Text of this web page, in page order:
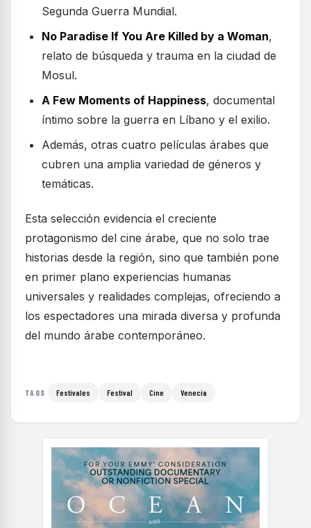
Segunda Guerra Mundial.
No Paradise If You Are Killed by a Woman,
relato de búsqueda y trauma en la ciudad de
Mosul.
A Few Moments of Happiness, documental
íntimo sobre la guerra en Líbano y el exilio.
Además, otras cuatro películas árabes que
cubren una amplia variedad de géneros y
temáticas.
Esta selección evidencia el creciente
protagonismo del cine árabe, que no solo trae
historias desde la región, sino que también pone
en primer plano experiencias humanas
universales y realidades complejas, ofreciendo a
los espectadores una mirada diversa y profunda
del mundo árabe contemporáneo.
TAGS Festivales Festival Cine Venecia